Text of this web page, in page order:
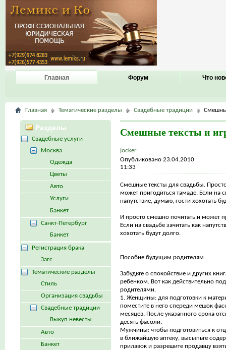
Главная Форум Что
Главная Тематические разделы Свадебные традиции
Смешные тексты и
jocker
Опубликовано 23.04.2010
11:33
Смешные тексты для свадьбы.
может пригодиться тамаде. Если на
напутствие, думаю, гости хохотать
И просто смешно почитать и может
Если на свадьбе зачитать как
хохотать будут долго.
Пособие будущим родителям
Забудьте о спокойствие и других
ребенком. Вот как действительно
родителями.
1. Женщины: для подготовки к
поместите в него спереди мешок
месяцев. После указанного срока
десять фасоли.
Мужчины: чтобы подготовиться к
в ближайшую аптеку, высыпьте
прилавок и разрешите продавцу
Разделы
Свадебные услуги
Москва
Одежда
Цветы
Авто
Услуги
Банкет
Санкт-Петербург
Банкет
Регистрация брака
Загс
Тематические разделы
Стиль
Организация свадьбы
Свадебные традиции
Выкуп невесты
Авто
Банкет